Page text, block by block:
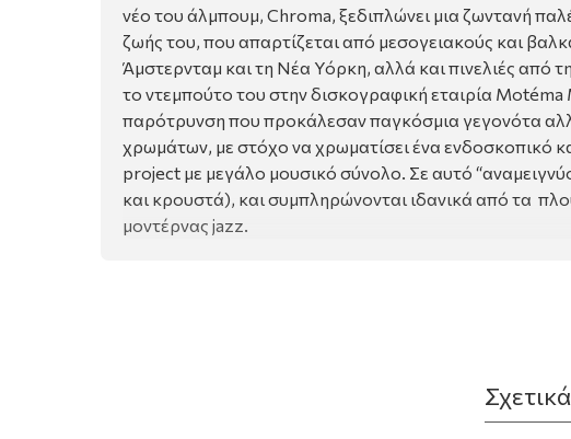
νέο του άλμπουμ, Chroma, ξεδιπλώνει μια ζωντανή
ζωής του, που απαρτίζεται από μεσογειακούς και
Άμστερνταμ και τη Νέα Υόρκη, αλλά και πινελιές από
το ντεμπούτο του στην δισκογραφική εταιρία
παρότρυνση που προκάλεσαν παγκόσμια γεγονότα
χρωμάτων, με στόχο να χρωματίσει ένα ενδοσκοπικό
project με μεγάλο μουσικό σύνολο. Σε αυτό
και κρουστά), και συμπληρώνονται ιδανικά από τα
μοντέρνας jazz.